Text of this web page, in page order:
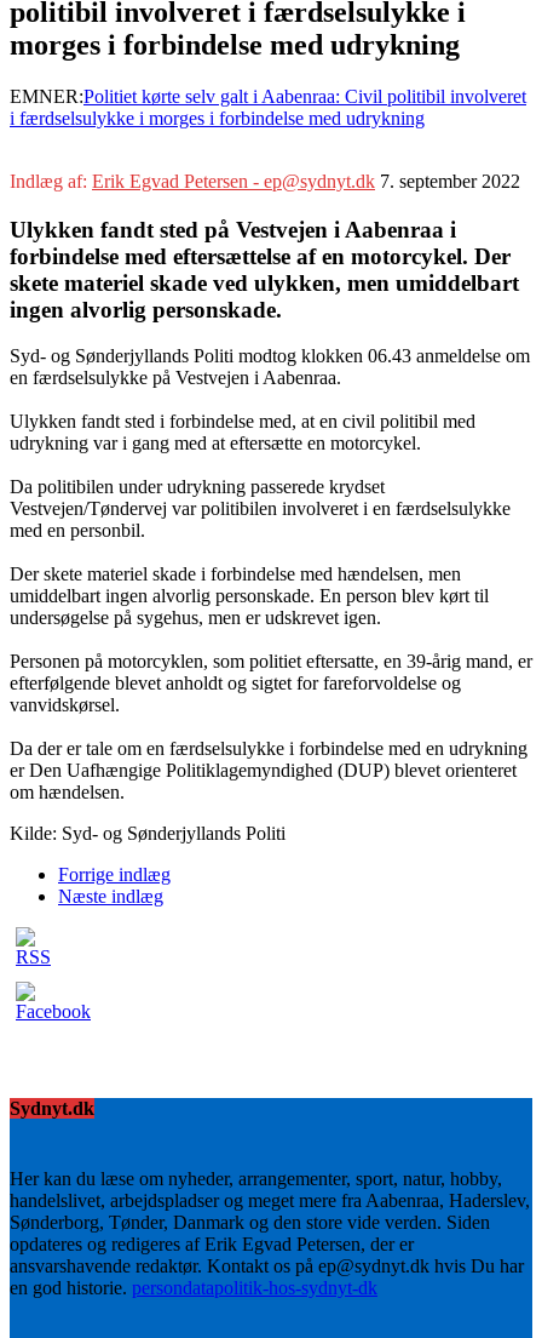
politibil involveret i færdselsulykke i
morges i forbindelse med udrykning
EMNER:Politiet kørte selv galt i Aabenraa: Civil politibil involveret
i færdselsulykke i morges i forbindelse med udrykning
Indlæg af: Erik Egvad Petersen - ep@sydnyt.dk 7. september 2022
Ulykken fandt sted på Vestvejen i Aabenraa i
forbindelse med eftersættelse af en motorcykel. Der
skete materiel skade ved ulykken, men umiddelbart
ingen alvorlig personskade.
Syd- og Sønderjyllands Politi modtog klokken 06.43 anmeldelse om
en færdselsulykke på Vestvejen i Aabenraa.
Ulykken fandt sted i forbindelse med, at en civil politibil med
udrykning var i gang med at eftersætte en motorcykel.
Da politibilen under udrykning passerede krydset
Vestvejen/Tøndervej var politibilen involveret i en færdselsulykke
med en personbil.
Der skete materiel skade i forbindelse med hændelsen, men
umiddelbart ingen alvorlig personskade. En person blev kørt til
undersøgelse på sygehus, men er udskrevet igen.
Personen på motorcyklen, som politiet eftersatte, en 39-årig mand, er
efterfølgende blevet anholdt og sigtet for fareforvoldelse og
vanvidskørsel.
Da der er tale om en færdselsulykke i forbindelse med en udrykning
er Den Uafhængige Politiklagemyndighed (DUP) blevet orienteret
om hændelsen.
Kilde: Syd- og Sønderjyllands Politi
Forrige indlæg
Næste indlæg
Sydnyt.dk
Her kan du læse om nyheder, arrangementer, sport, natur, hobby,
handelslivet, arbejdspladser og meget mere fra Aabenraa, Haderslev,
Sønderborg, Tønder, Danmark og den store vide verden. Siden
opdateres og redigeres af Erik Egvad Petersen, der er
ansvarshavende redaktør. Kontakt os på ep@sydnyt.dk hvis Du har
en god historie. persondatapolitik-hos-sydnyt-dk